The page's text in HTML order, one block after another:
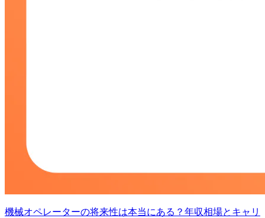
機械オペレーターの将来性は本当にある？年収相場とキャリ